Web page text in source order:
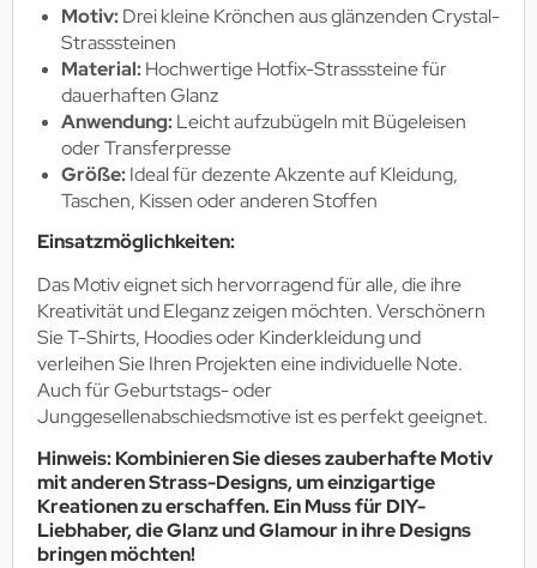
Motiv:Drei kleine Krönchen aus glänzenden Crystal-
Strasssteinen
Material:Hochwertige Hotfix-Strasssteine für
dauerhaften Glanz
Anwendung:Leicht aufzubügeln mit Bügeleisen
oder Transferpresse
Größe:Ideal für dezente Akzente auf Kleidung,
Taschen, Kissen oder anderen Stoffen
Einsatzmöglichkeiten:
Das Motiv eignet sich hervorragend für alle, die ihre
Kreativität und Eleganz zeigen möchten. Verschönern
Sie T-Shirts, Hoodies oder Kinderkleidung und
verleihen Sie Ihren Projekten eine individuelle Note.
Auch für Geburtstags- oder
Junggesellenabschiedsmotive ist es perfekt geeignet.
Hinweis: Kombinieren Sie dieses zauberhafte Motiv
mit anderen Strass-Designs, um einzigartige
Kreationen zu erschaffen. Ein Muss für DIY-
Liebhaber, die Glanz und Glamour in ihre Designs
bringen möchten!